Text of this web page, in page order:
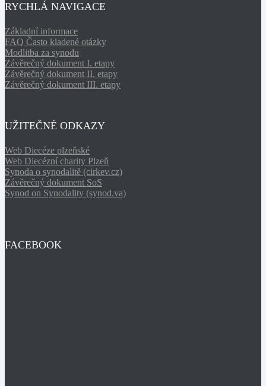
RYCHLÁ NAVIGACE
Základní informace
FAQ Často kladené otázky
Modlitba za synodu
Závěrečný dokument I. etapy
Závěrečný dokument II. etapy
Závěrečný dokument III. etapy
UŽITEČNÉ ODKAZY
Web Diecéze plzeňské
Web Diecézní charity Plzeň
Synoda o synodalitě (cirkev.cz)
Závěrečný dokument SoS
Synod on Synodality (synod.va)
FACEBOOK